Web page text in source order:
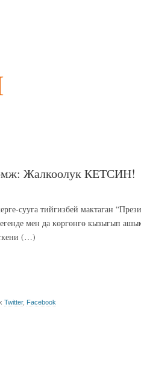
Жалкоолук КЕТСИН!
сууга тийгизбей мактаган
мен да көргөнгө кызыгып
(…)
Twitter, Facebook